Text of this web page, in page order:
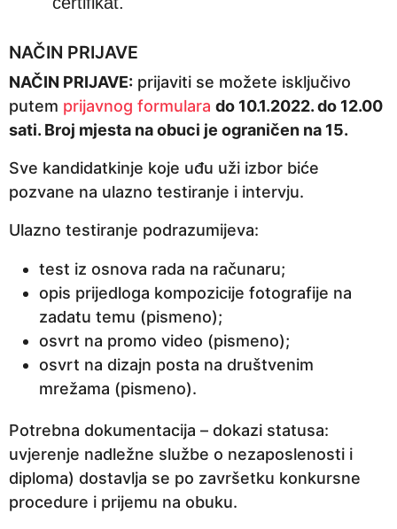
NAČIN PRIJAVE
NAČIN PRIJAVE: prijaviti se možete isključivo
putem prijavnog formulara do 10.1.2022. do 12.00
sati. Broj mjesta na obuci je ograničen na 15.
Sve kandidatkinje koje uđu uži izbor biće
pozvane na ulazno testiranje i intervju.
Ulazno testiranje podrazumijeva:
test iz osnova rada na računaru;
opis prijedloga kompozicije fotografije na
zadatu temu (pismeno);
osvrt na promo video (pismeno);
osvrt na dizajn posta na društvenim
mrežama (pismeno).
Potrebna dokumentacija – dokazi statusa:
uvjerenje nadležne službe o nezaposlenosti i
diploma) dostavlja se po završetku konkursne
procedure i prijemu na obuku.